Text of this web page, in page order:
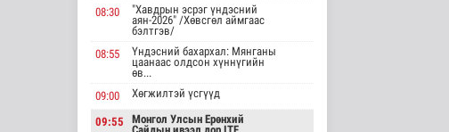
ЦАГ АГААР:
Улаанбаатарт өдөртөө
30 хэм дулаан
Байгаль орчин
4 цаг 9 минутын өмнө
Монгол Улсын Төрийн
08:30
"Хавдрын эсрэг үндэсний
аян-2026" /Хөвсгөл аймгаас
бэлтгэв/
08:55
Үндэсний бахархал: Мянганы
цаанаас олдсон хүннүгийн
өв...
09:00
Хөгжилтэй үсгүүд
09:55
Монгол Улсын Ерөнхий